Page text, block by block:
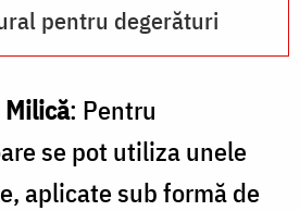
pentru degerături
: Pentru
se pot utiliza unele
aplicate sub formă de